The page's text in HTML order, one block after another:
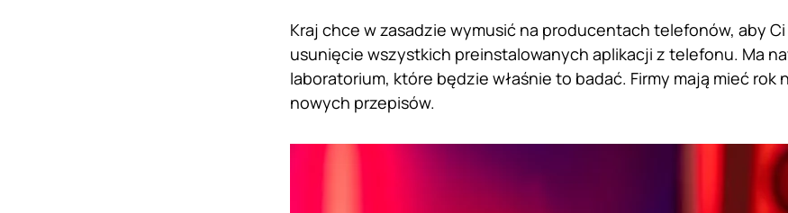
Kraj chce w zasadzie wymusić na producentach telefonów, aby
usunięcie wszystkich preinstalowanych aplikacji z telefonu. Ma
laboratorium, które będzie właśnie to badać. Firmy mają mieć rok
nowych przepisów.